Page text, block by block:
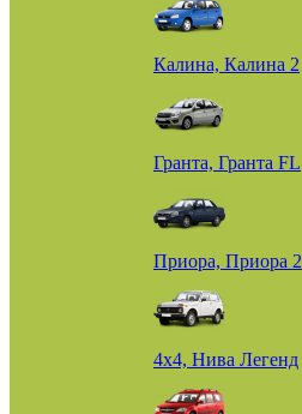
Калина, Калина 2
Гранта, Гранта FL
Приора, Приора 2
4х4, Нива Легенд